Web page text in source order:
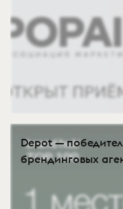
Depot —
брендинговых